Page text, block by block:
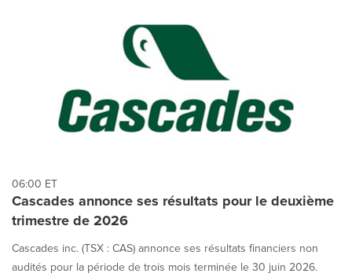
06:00 ET
Cascades annonce ses résultats pour le deuxième
trimestre de 2026
Cascades inc. (TSX : CAS) annonce ses résultats financiers non
audités pour la période de trois mois terminée le 30 juin 2026.